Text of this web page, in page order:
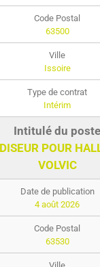
63500
Issoire
Intérim
POUR
VOLVIC
4 août 2026
63530